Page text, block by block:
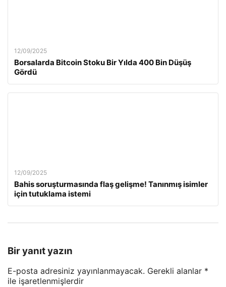
12/09/2025
Borsalarda Bitcoin Stoku Bir Yılda 400 Bin Düşüş
Gördü
12/09/2025
Bahis soruşturmasında flaş gelişme! Tanınmış isimler
için tutuklama istemi
Bir yanıt yazın
E-posta adresiniz yayınlanmayacak. Gerekli alanlar *
ile işaretlenmişlerdir